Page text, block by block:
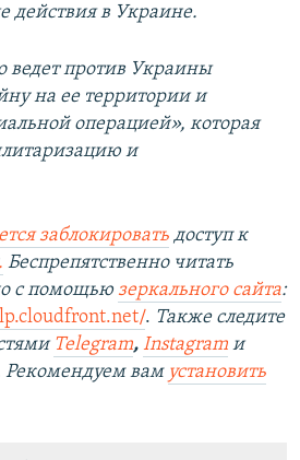
действия в Украине.
ведет против Украины
на ее территории и
операцией», которая
и
заблокировать доступ к
Беспрепятственно читать
с помощью зеркального сайта:
. Также следите
Telegram, Instagram и
вам установить